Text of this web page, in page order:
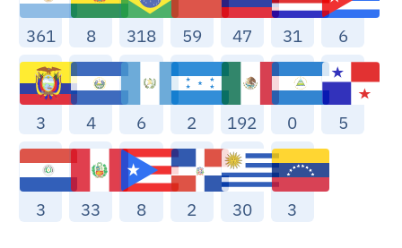
361 8 318 59 47 31 6
3 4 6 2 192 0 5
3 33 8 2 30 3